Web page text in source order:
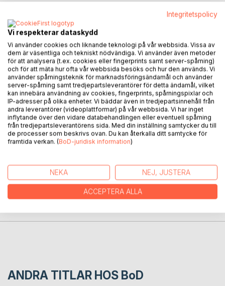
BESKRIVNING
Boken är en samling artiklar skrivna mellan 1999 och 2021
om den svenska grundskolans förändring från rimligt
likvärdig för alla barn i Sverige till världens kanske hårdast
segregerade marknadsskola.
KOMMENTARER I PRESSEN
ANDRA TITLAR HOS BoD
Integritetspolicy
Vi respekterar dataskydd
Vi använder cookies och liknande teknologi på vår webbsida. Vissa av
dem är väsentliga och tekniskt nödvändiga. Vi använder även metoder
för att analysera (t.ex. cookies eller fingerprints samt server-spårning)
och för att mäta hur ofta vår webbsida besöks och hur den används. Vi
använder spårningsteknik för marknadsföringsändamål och använder
server-spårning samt tredjepartsleverantörer för detta ändamål, vilket
kan innebära användning av cookies, fingerprints, spårningspixlar och
IP-adresser på olika enheter. Vi bäddar även in tredjepartsinnehåll från
andra leverantörer (videoplattformar) på vår webbsida. Vi har inget
inflytande över den vidare databehandlingen eller eventuell spårning
från tredjepartsleverantörens sida. Med din inställning samtycker du till
de processer som beskrivs ovan. Du kan återkalla ditt samtycke för
framtida verkan. (BoD-juridisk information)
NEKA NEJ, JUSTERA
ACCEPTERA ALLA